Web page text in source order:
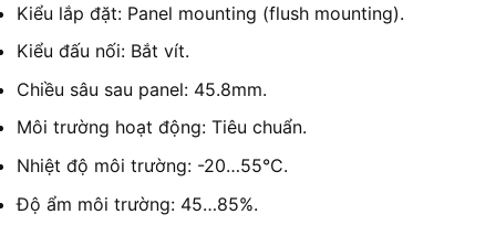
Kiểu lắp đặt: Panel mounting (flush mounting).
Kiểu đấu nối: Bắt vít.
Chiều sâu sau panel: 45.8mm.
Môi trường hoạt động: Tiêu chuẩn.
Nhiệt độ môi trường: -20…55°C.
Độ ẩm môi trường: 45…85%.